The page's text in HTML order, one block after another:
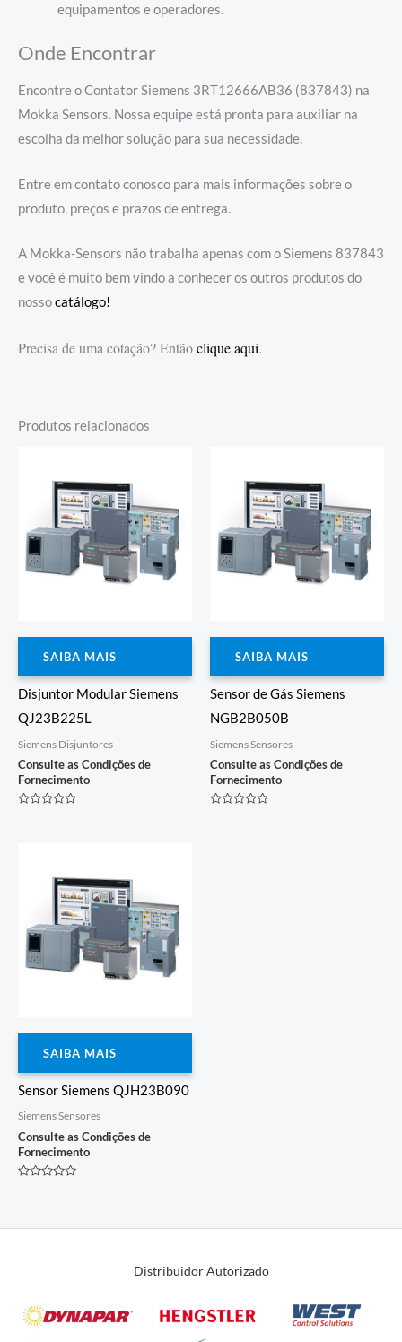
equipamentos e operadores.
Onde Encontrar
Encontre o Contator Siemens 3RT12666AB36 (837843) na
Mokka Sensors. Nossa equipe está pronta para auxiliar na
escolha da melhor solução para sua necessidade.
Entre em contato conosco para mais informações sobre o
produto, preços e prazos de entrega.
A Mokka-Sensors não trabalha apenas com o Siemens 837843
e você é muito bem vindo a conhecer os outros produtos do
nossocatálogo!
Precisa de uma cotação? Entãoclique aqui.
Produtos relacionados
SAIBA MAIS
Disjuntor Modular Siemens
QJ23B225L
Siemens Disjuntores
Consulte as Condições de
Fornecimento
SAIBA MAIS
Sensor de Gás Siemens
NGB2B050B
Siemens Sensores
Consulte as Condições de
Fornecimento
SAIBA MAIS
Sensor Siemens QJH23B090
Siemens Sensores
Consulte as Condições de
Fornecimento
Distribuidor Autorizado